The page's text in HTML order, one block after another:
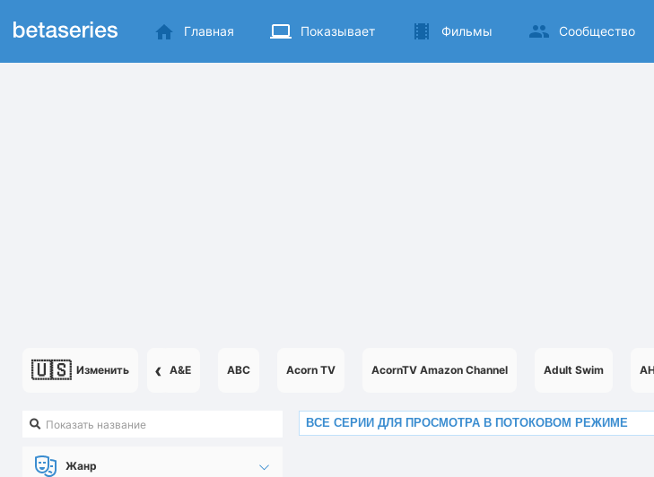
Главная Показывает Фильмы Сообщество
🇺🇸 Изменить ‹ A&E ABC Acorn TV AcornTV Amazon Channel Adult Swim
Жанр
ВСЕ СЕРИИ ДЛЯ ПРОСМОТРА В ПОТОКОВОМ РЕЖИМЕ